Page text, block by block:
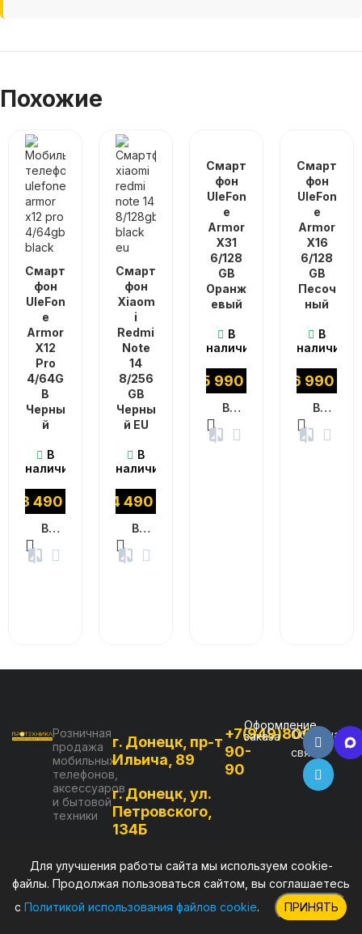
Похожие
Смарт
фон
UleFon
e
Armor
X12
Pro
4/64G
B
Черны
й
В
наличии
13 490
В КОРЗИНУ
Смарт
фон
Xiaom
i
Redmi
Note
14
8/256
GB
Черны
й EU
В
наличии
14 490
В КОРЗИНУ
Смарт
фон
UleFon
e
Armor
X31
6/128
GB
Оранж
евый
В
наличии
15 990
В КОРЗИНУ
Смарт
фон
UleFon
e
Armor
X16
6/128
GB
Песоч
ный
В
наличии
16 990
В КОРЗИНУ
Розничная
продажа
мобильных
телефонов,
аксессуаров
и бытовой
техники
г. Донецк, пр-т
Ильича, 89
г. Донецк, ул.
Петровского,
134Б
г. Мариуполь,
ул. Куприна, д.
"Морской"
+7(949)800-
90-
90
Оформление
заказа
Обратная
связь
Для улучшения работы сайта мы используем cookie-
файлы. Продолжая пользоваться сайтом, вы соглашаетесь
с Политикой использования файлов cookie. ПРИНЯТЬ